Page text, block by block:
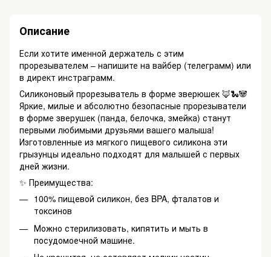
Описание
Если хотите именной держатель с этим
прорезывателем – напишите на вайбер (телеграмм) или
в директ инстраграмм.
Силиконовый прорезыватель в форме зверюшек 🦊🐍🐼
Яркие, милые и абсолютно безопасные прорезыватели
в форме зверушек (панда, белочка, змейка) станут
первыми любимыми друзьями вашего малыша!
Изготовленные из мягкого пищевого силикона эти
грызунцы идеально подходят для малышей с первых
дней жизни.
✨ Преимущества:
100% пищевой силикон, без BPA, фталатов и
токсинов
Можно стерилизовать, кипятить и мыть в
посудомоечной машине.